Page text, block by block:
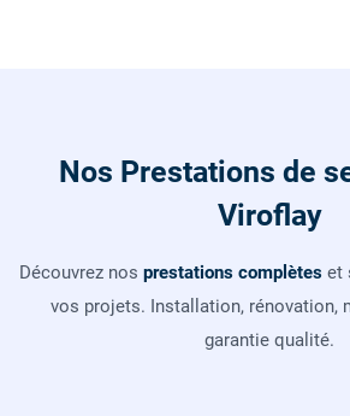
Nos Prestations de
Viroflay
Découvrez nos prestations complètes et
vos projets. Installation, rénovation,
garantie qualité.